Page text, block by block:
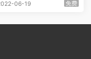
06-19 免费